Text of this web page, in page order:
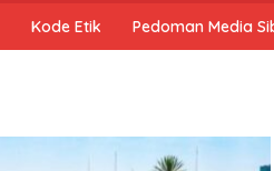
Kode Etik Pedoman Media